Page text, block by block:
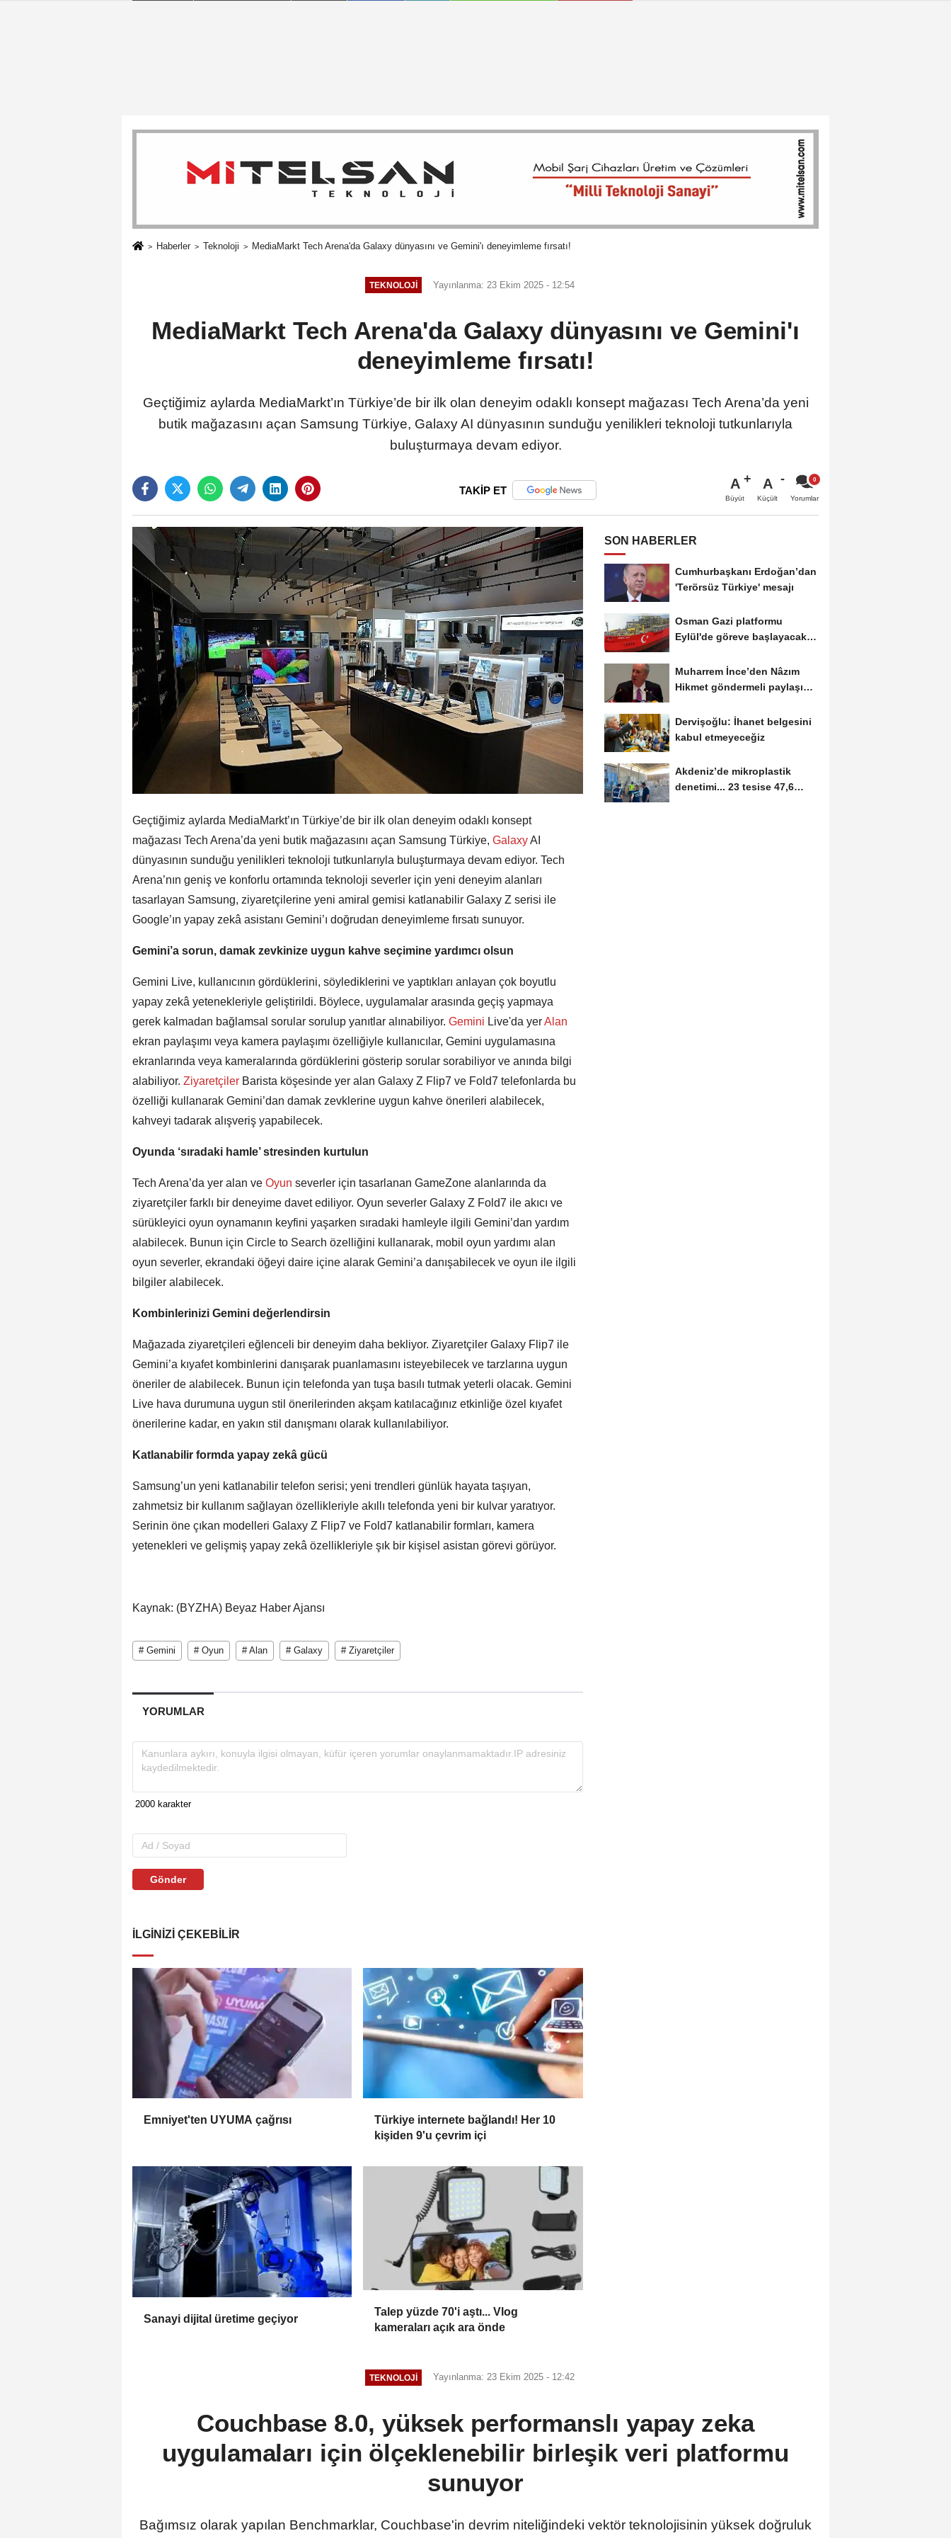
Haberler Teknoloji MediaMarkt Tech Arena'da Galaxy dünyasını ve Gemini'ı deneyimleme fırsatı!
TEKNOLOJI Yayınlanma: 23 Ekim 2025 - 12:54
MediaMarkt Tech Arena'da Galaxy dünyasını ve Gemini'ı
deneyimleme fırsatı!
Geçtiğimiz aylarda MediaMarkt’ın Türkiye’de bir ilk olan deneyim odaklı konsept mağazası Tech Arena’da yeni
butik mağazasını açan Samsung Türkiye, Galaxy AI dünyasının sunduğu yenilikleri teknoloji tutkunlarıyla
buluşturmaya devam ediyor.
TAKİP ET A
Büyüt
A
Küçült Yorumlar
Geçtiğimiz aylarda MediaMarkt’ın Türkiye’de bir ilk olan deneyim odaklı konsept
mağazası Tech Arena’da yeni butik mağazasını açan Samsung Türkiye, GalaxyAI
dünyasının sunduğu yenilikleri teknoloji tutkunlarıyla buluşturmaya devam ediyor. Tech
Arena’nın geniş ve konforlu ortamında teknoloji severler için yeni deneyim alanları
tasarlayan Samsung, ziyaretçilerine yeni amiral gemisi katlanabilir Galaxy Z serisi ile
Google’ın yapay zekâ asistanı Gemini’ı doğrudan deneyimleme fırsatı sunuyor.
Gemini’a sorun, damak zevkinize uygun kahve seçimine yardımcı olsun
Gemini Live, kullanıcının gördüklerini, söylediklerini ve yaptıkları anlayan çok boyutlu
yapay zekâ yetenekleriyle geliştirildi. Böylece, uygulamalar arasında geçiş yapmaya
gerek kalmadan bağlamsal sorular sorulup yanıtlar alınabiliyor. Gemini Live'da yerAlan
ekran paylaşımı veya kamera paylaşımı özelliğiyle kullanıcılar, Gemini uygulamasına
ekranlarında veya kameralarında gördüklerini gösterip sorular sorabiliyor ve anında bilgi
alabiliyor. Ziyaretçiler Barista köşesinde yer alan Galaxy Z Flip7 ve Fold7 telefonlarda bu
özelliği kullanarak Gemini’dan damak zevklerine uygun kahve önerileri alabilecek,
kahveyi tadarak alışveriş yapabilecek.
Oyunda ‘sıradaki hamle’ stresinden kurtulun
Tech Arena’da yer alan ve Oyun severler için tasarlanan GameZone alanlarında da
ziyaretçiler farklı bir deneyime davet ediliyor. Oyun severler Galaxy Z Fold7 ile akıcı ve
sürükleyici oyun oynamanın keyfini yaşarken sıradaki hamleyle ilgili Gemini’dan yardım
alabilecek. Bunun için Circle to Search özelliğini kullanarak, mobil oyun yardımı alan
oyun severler, ekrandaki öğeyi daire içine alarak Gemini’a danışabilecek ve oyun ile ilgili
bilgiler alabilecek.
Kombinlerinizi Gemini değerlendirsin
Mağazada ziyaretçileri eğlenceli bir deneyim daha bekliyor. Ziyaretçiler Galaxy Flip7 ile
Gemini’a kıyafet kombinlerini danışarak puanlamasını isteyebilecek ve tarzlarına uygun
öneriler de alabilecek. Bunun için telefonda yan tuşa basılı tutmak yeterli olacak. Gemini
Live hava durumuna uygun stil önerilerinden akşam katılacağınız etkinliğe özel kıyafet
önerilerine kadar, en yakın stil danışmanı olarak kullanılabiliyor.
Katlanabilir formda yapay zekâ gücü
Samsung’un yeni katlanabilir telefon serisi; yeni trendleri günlük hayata taşıyan,
zahmetsiz bir kullanım sağlayan özellikleriyle akıllı telefonda yeni bir kulvar yaratıyor.
Serinin öne çıkan modelleri Galaxy Z Flip7 ve Fold7 katlanabilir formları, kamera
yetenekleri ve gelişmiş yapay zekâ özellikleriyle şık bir kişisel asistan görevi görüyor.
Kaynak: (BYZHA) Beyaz Haber Ajansı
# Gemini # Oyun # Alan # Galaxy # Ziyaretçiler
YORUMLAR
Gönder
İLGINIZI ÇEKEBILIR
Emniyet'ten UYUMA çağrısı
Türkiye internete bağlandı! Her 10
kişiden 9'u çevrim içi
Sanayi dijital üretime geçiyor
Talep yüzde 70'i aştı... Vlog
kameraları açık ara önde
SON HABERLER
Cumhurbaşkanı Erdoğan’dan
'Terörsüz Türkiye' mesajı
Osman Gazi platformu
Eylül'de göreve başlayacak...
Muharrem İnce’den Nâzım
Hikmet göndermeli paylaşım:
Dervişoğlu: İhanet belgesini
kabul etmeyeceğiz
Akdeniz’de mikroplastik
denetimi... 23 tesise 47,6
TEKNOLOJI Yayınlanma: 23 Ekim 2025 - 12:42
Couchbase 8.0, yüksek performanslı yapay zeka
uygulamaları için ölçeklenebilir birleşik veri platformu
sunuyor
Bağımsız olarak yapılan Benchmarklar, Couchbase'in devrim niteliğindeki vektör teknolojisinin yüksek doğruluk